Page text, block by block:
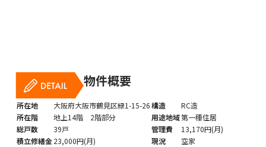
物件概要
所在地 大阪府大阪市鶴見区緑1-15-26構造
RC造
所在階
地上14階 2階部分 用途地域第一種住居
総戸数
39戸 管理費
13,170円(月)
積立修繕金23,000円(月) 現況
空家